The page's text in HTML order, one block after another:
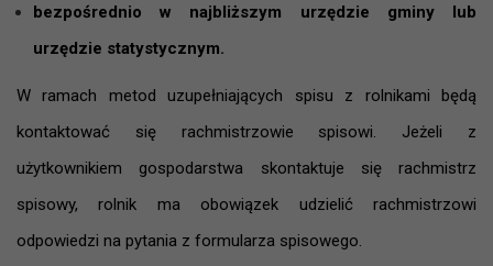
bezpośrednio w najbliższym urzędzie gminy lub
urzędzie statystycznym.
W ramach metod uzupełniających spisu z rolnikami będą
kontaktować się rachmistrzowie spisowi. Jeżeli z
użytkownikiem gospodarstwa skontaktuje się rachmistrz
spisowy, rolnik ma obowiązek udzielić rachmistrzowi
odpowiedzi na pytania z formularza spisowego.